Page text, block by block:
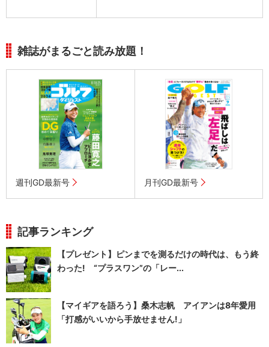
雑誌がまるごと読み放題！
週刊GD最新号 月刊GD最新号
記事ランキング
【プレゼント】ピンまでを測るだけの時代は、もう終
わった! “プラスワン”の「レー...
【マイギアを語ろう】桑木志帆 アイアンは8年愛用
「打感がいいから手放せません!」